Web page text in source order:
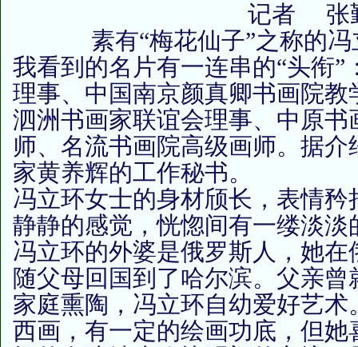
记者 张
素有“梅花仙子”之称的冯
我看到的名片有一连串的“头衔”
理事、中国南京颜真卿书画院
泗洲书画家联谊会理事、中原书
师、名流书画院高级画师。据
家黄养辉的工作秘书。
冯立环女士的身材颀长，表情
静静的感觉，恍惚间有一缕淡淡
冯立环的外婆是俄罗斯人，她
随父母回国到了哈尔滨。父亲
家庭熏陶，冯立环自幼爱好艺
西画，有一定的绘画功底，但